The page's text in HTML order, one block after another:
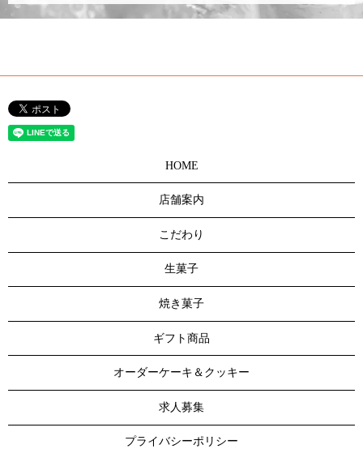
HOME
店舗案内
こだわり
生菓子
焼き菓子
ギフト商品
オーダーケーキ＆クッキー
求人募集
プライバシーポリシー